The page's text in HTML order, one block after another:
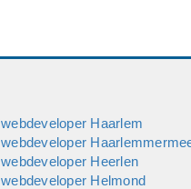
webdeveloper Haarlem
webdeveloper
webdeveloper Heerlen
webdeveloper Helmond